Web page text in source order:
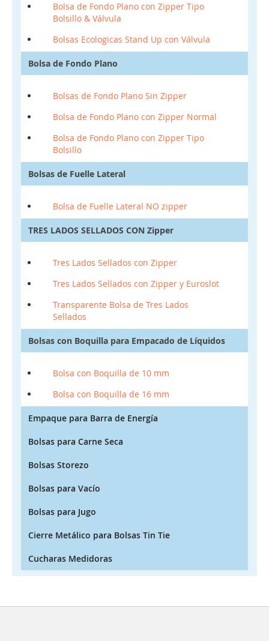
Bolsa de Fondo Plano con Zipper Tipo
Bolsillo & Válvula
Bolsas Ecologicas Stand Up con Válvula
Bolsa de Fondo Plano
Bolsas de Fondo Plano Sin Zipper
Bolsa de Fondo Plano con Zipper Normal
Bolsa de Fondo Plano con Zipper Tipo
Bolsillo
Bolsas de Fuelle Lateral
Bolsa de Fuelle Lateral NO zipper
TRES LADOS SELLADOS CON Zipper
Tres Lados Sellados con Zipper
Tres Lados Sellados con Zipper y Euroslot
Transparente Bolsa de Tres Lados
Sellados
Bolsas con Boquilla para Empacado de Líquidos
Bolsa con Boquilla de 10 mm
Bolsa con Boquilla de 16 mm
Empaque para Barra de Energía
Bolsas para Carne Seca
Bolsas Storezo
Bolsas para Vacío
Bolsas para Jugo
Cierre Metálico para Bolsas Tin Tie
Cucharas Medidoras